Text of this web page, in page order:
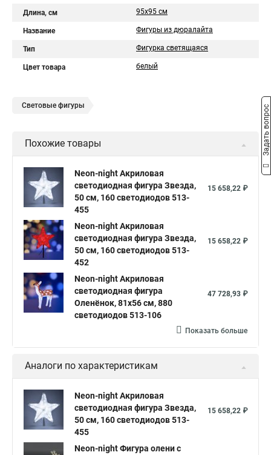
Длина, см 95x95 см
Название Фигуры из дюралайта
Тип Фигурка светящаяся
Цвет товара белый
Световые фигуры
Похожие товары
Neon-night Акриловая
светодиодная фигура Звезда,
50 см, 160 светодиодов 513-
455
15 658,22 ₽
Neon-night Акриловая
светодиодная фигура Звезда,
50 см, 160 светодиодов 513-
452
15 658,22 ₽
Neon-night Акриловая
светодиодная фигура
Оленёнок, 81х56 см, 880
светодиодов 513-106
47 728,93 ₽
Показать больше
Аналоги по характеристикам
Neon-night Акриловая
светодиодная фигура Звезда,
50 см, 160 светодиодов 513-
455
15 658,22 ₽
Neon-night Фигура олени с
Задать вопрос